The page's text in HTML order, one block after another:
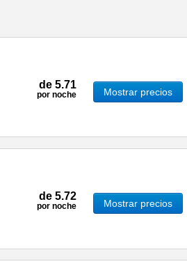
de 5.71
por noche Mostrar precios
de 5.72
por noche Mostrar precios